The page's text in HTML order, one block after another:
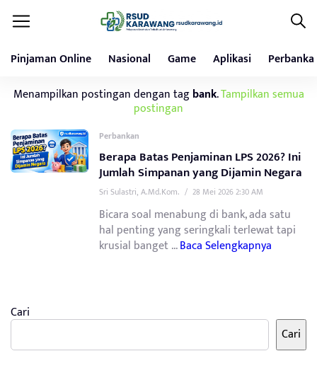
Pinjaman Online Nasional Game Aplikasi
Menampilkan postingan dengan tagbank.Tampilkan semua
postingan
Perbankan
Berapa Batas Penjaminan LPS 2026? Ini
Jumlah Simpanan yang Dijamin Negara
Sri Sulastri, A.Md.Kom. / 28 Mei 2026 2:30 AM
Bicara soal menabung di bank, ada satu
hal penting yang seringkali terlewat tapi
krusial banget ...Baca Selengkapnya
Cari
Cari